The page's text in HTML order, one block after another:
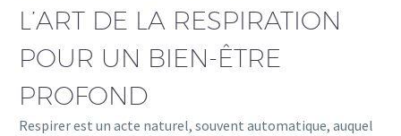
L’ART DE LA RESPIRATION
POUR UN BIEN-ÊTRE
PROFOND
Respirer est un acte naturel, souvent automatique, auquel